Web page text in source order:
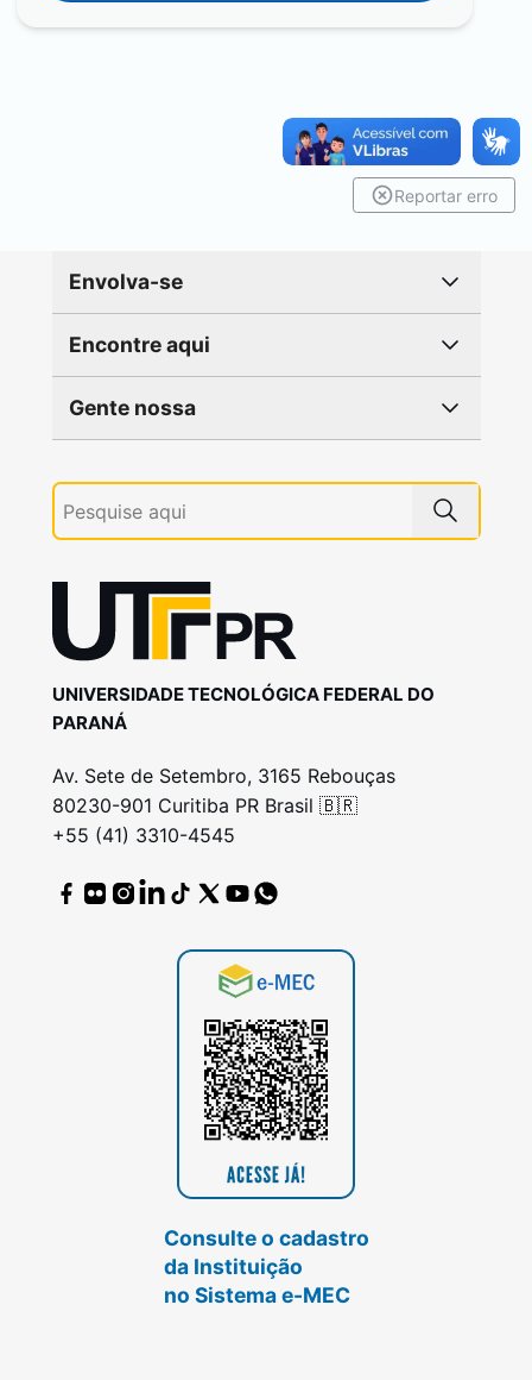
Reportar erro
Envolva-se
Encontre aqui
Gente nossa
UNIVERSIDADE TECNOLÓGICA FEDERAL DO
PARANÁ
Av. Sete de Setembro, 3165 Rebouças
80230-901 Curitiba PR Brasil 🇧🇷
+55 (41) 3310-4545
Consulte o cadastro
da Instituição
no Sistema e-MEC